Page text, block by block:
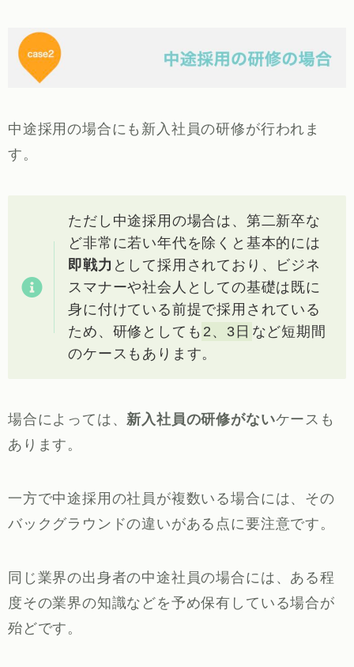
中途採用の場合にも新入社員の研修が行われま
す。
ただし中途採用の場合は、第二新卒な
ど非常に若い年代を除くと基本的には
即戦力 として採用されており、ビジネ
スマナーや社会人としての基礎は既に
身に付けている前提で採用されている
ため、研修としても 2、3日 など短期間
のケースもあります。
場合によっては、新入社員の研修がないケースも
あります。
一方で中途採用の社員が複数いる場合には、その
バックグラウンドの違いがある点に要注意です。
同じ業界の出身者の中途社員の場合には、ある程
度その業界の知識などを予め保有している場合が
殆どです。